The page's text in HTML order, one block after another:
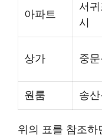
아파트
서
시
상가 중
원룸 송
위의 표를 참조하